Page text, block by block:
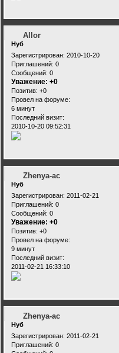
Allor
Нуб
Зарегистрирован: 2010-10-20
Приглашений: 0
Сообщений: 0
Уважение: +0
Позитив: +0
Провел на форуме:
6 минут
Последний визит:
2010-10-20 09:52:31
Zhenya-ac
Нуб
Зарегистрирован: 2011-02-21
Приглашений: 0
Сообщений: 0
Уважение: +0
Позитив: +0
Провел на форуме:
9 минут
Последний визит:
2011-02-21 16:33:10
Zhenya-ac
Нуб
Зарегистрирован: 2011-02-21
Приглашений: 0